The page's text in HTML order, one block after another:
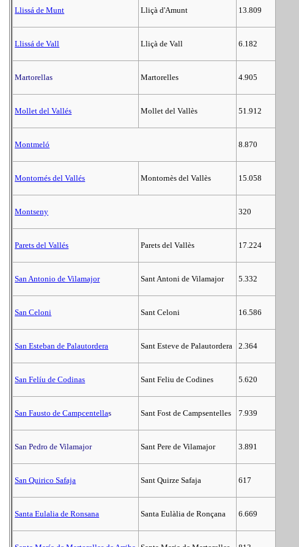
Llissá de Munt Lliçà d'Amunt 13.809
Llissá de Vall Lliçà de Vall 6.182
Martorellas Martorelles 4.905
Mollet del Vallés Mollet del Vallès 51.912
Montmeló 8.870
Montornés del Vallés Montornès del Vallès 15.058
Montseny 320
Parets del Vallés Parets del Vallès 17.224
San Antonio de Vilamajor Sant Antoni de Vilamajor 5.332
San Celoni Sant Celoni 16.586
San Esteban de Palautordera Sant Esteve de Palautordera 2.364
San Felíu de Codinas Sant Feliu de Codines 5.620
San Fausto de Campcentellas Sant Fost de Campsentelles 7.939
San Pedro de Vilamajor Sant Pere de Vilamajor 3.891
San Quirico Safaja Sant Quirze Safaja 617
Santa Eulalia de Ronsana Santa Eulàlia de Ronçana 6.669